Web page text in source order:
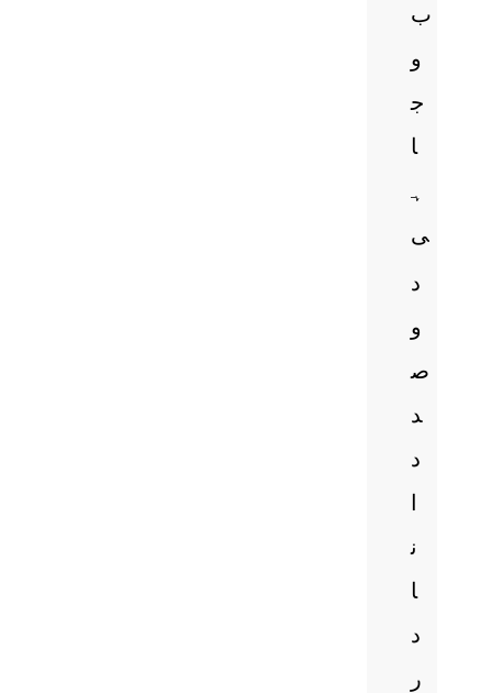
ب
و
ج
ا
ہ
ی
د
و
ص
د
د
ا
ن
ا
د
ر